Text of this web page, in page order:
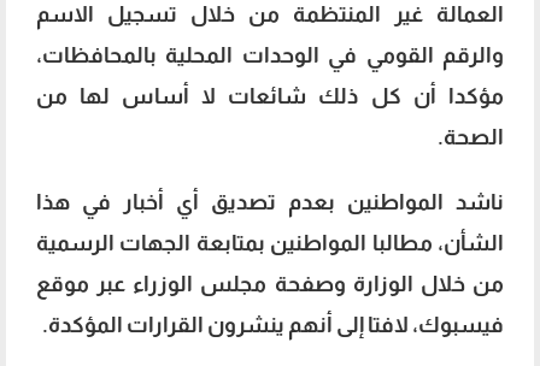
العمالة غير المنتظمة من خلال تسجيل الاسم
والرقم القومي في الوحدات المحلية بالمحافظات،
مؤكدا أن كل ذلك شائعات لا أساس لها من
الصحة.
ناشد المواطنين بعدم تصديق أي أخبار في هذا
الشأن، مطالبا المواطنين بمتابعة الجهات الرسمية
من خلال الوزارة وصفحة مجلس الوزراء عبر موقع
فيسبوك، لافتا إلى أنهم ينشرون القرارات المؤكدة.